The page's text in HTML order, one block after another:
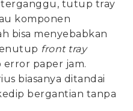
terganggu, tutup tray
komponen
bisa menyebabkan
front tray
paper jam.
biasanya ditandai
bergantian tanpa